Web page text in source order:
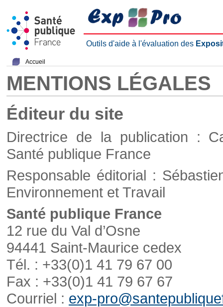
Outils d'aide à l'évaluation des
Accueil
MENTIONS LÉGALES
Éditeur du site
Directrice de la publication :
Santé publique France
Responsable éditorial :
Environnement et Travail
Santé publique France
12 rue du Val d’Osne
94441 Saint-Maurice cedex
Tél. : +33(0)1 41 79 67 00
Fax : +33(0)1 41 79 67 67
Courriel : exp-